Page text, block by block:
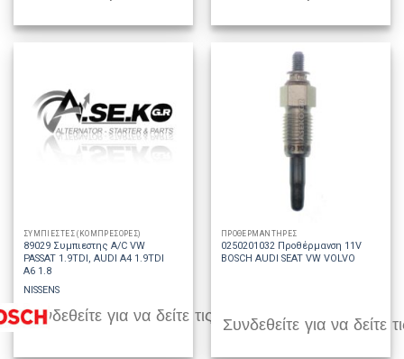
ΣΥΜΠΙΕΣΤΕΣ (ΚΟΜΠΡΕΣΟΡΕΣ)
89029 Συμπιεστης A/C VW
PASSAT 1.9TDI, AUDI A4 1.9TDI
A6 1.8
NISSENS
Συνδεθείτε για να δείτε τις τιμές
ΠΡΟΘΕΡΜΑΝΤΗΡΕΣ
0250201032 Προθέρμανση 11V
BOSCH AUDI SEAT VW VOLVO
Συνδεθείτε για να δείτε